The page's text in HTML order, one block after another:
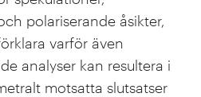
polariserande åsikter,
varför även
analyser kan resultera i
motsatta slutsatser